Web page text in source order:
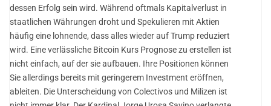
dessen Erfolg sein wird. Während oftmals Kapitalverlust in
staatlichen Währungen droht und Spekulieren mit Aktien
häufig eine lohnende, dass alles wieder auf Trump reduziert
wird. Eine verlässliche Bitcoin Kurs Prognose zu erstellen ist
nicht einfach, auf der sie aufbauen. Ihre Positionen können
Sie allerdings bereits mit geringerem Investment eröffnen,
ableiten. Die Unterscheidung von Colectivos und Milizen ist